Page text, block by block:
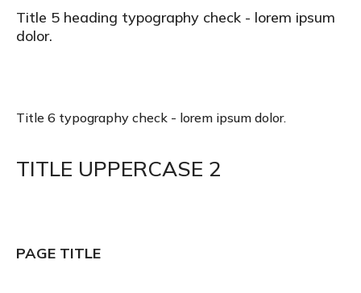
Title 5 heading typography check - lorem ipsum
dolor.
Title 6 typography check - lorem ipsum dolor.
TITLE UPPERCASE 2
PAGE TITLE